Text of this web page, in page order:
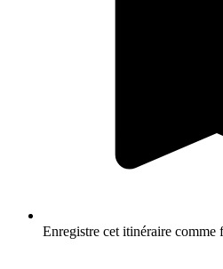
Enregistre cet itinéraire